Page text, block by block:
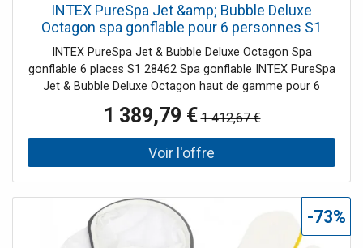
INTEX PureSpa Jet &amp; Bubble Deluxe
Octagon spa gonflable pour 6 personnes S1
28462
INTEX PureSpa Jet & Bubble Deluxe Octagon Spa
gonflable 6 places S1 28462 Spa gonflable INTEX PureSpa
Jet & Bubble Deluxe Octagon haut de gamme pour 6
votre jardin en une véritable zone de détente exclusive. Ce
spa 6 places combine des jets massants puissants avec
un systeme de bulles intensif, des technologies modernes
de traitement de l’eau ainsi qu’un contrôle pratique via
parfait et une expérience bien-etre directement chez
vous. Avantages principaux Combinaison de jets massants
et systeme a bulles pour une hydromassage maximale
1 389,79 € 1 412,67 €
-73%